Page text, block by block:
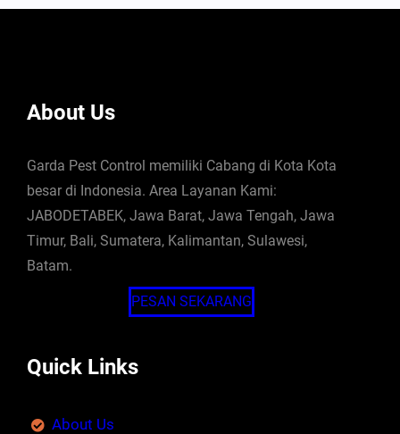
About Us
Garda Pest Control memiliki Cabang di Kota Kota
besar di Indonesia. Area Layanan Kami:
JABODETABEK, Jawa Barat, Jawa Tengah, Jawa
Timur, Bali, Sumatera, Kalimantan, Sulawesi,
Batam.
PESAN SEKARANG
Quick Links
About Us